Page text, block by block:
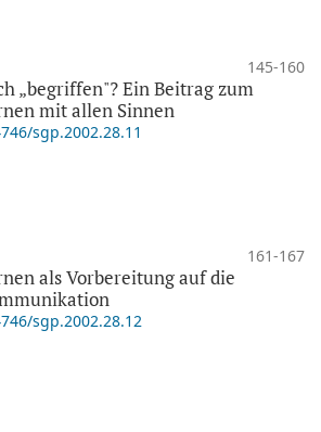
145-160
„begriffen"? Ein Beitrag zum
mit allen Sinnen
sgp.2002.28.11
161-167
als Vorbereitung auf die
sgp.2002.28.12